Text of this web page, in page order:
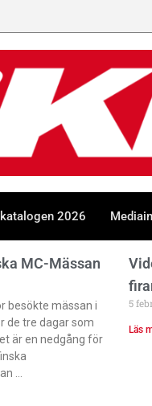
2026
MC-Mässan
besökte mässan i
de tre dagar som
är en nedgång för
5
Läs